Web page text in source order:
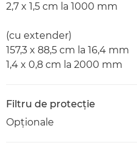
2,7 x 1,5 cm la 1000 mm
(cu extender)
157,3 x 88,5 cm la 16,4 mm
1,4 x 0,8 cm la 2000 mm
Filtru de protecţie
Opţionale